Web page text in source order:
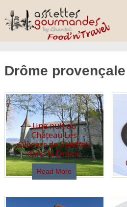
Drôme
Une nuit au
Château Les
Oliviers de Salettes
dans la Drôme
Read More